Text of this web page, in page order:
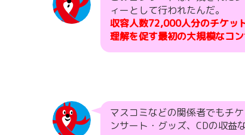
ィーとして行われたんだ。
収容人数72,000人分のチケッ
理解を促す最初の大規模なコ
マスコミなどの関係者でもチ
ンサート・グッズ、CDの収益